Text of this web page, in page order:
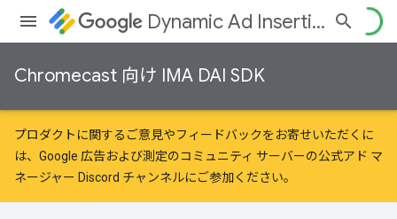
Dynamic Ad Insertion
Chromecast 向け IMA DAI SDK
プロダクトに関するご意見やフィードバックをお寄せいただくに
は、 Google 広告および測定のコミュニティ サーバーの公式アド マ
ネージャー Discord チャンネルにご参加ください。